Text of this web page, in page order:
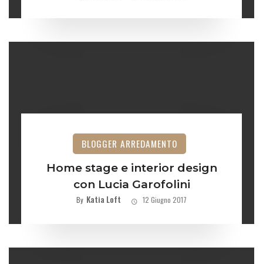
BLOGGER ARREDAMENTO
Home stage e interior design
con Lucia Garofolini
By Katia Loft 12 Giugno 2017